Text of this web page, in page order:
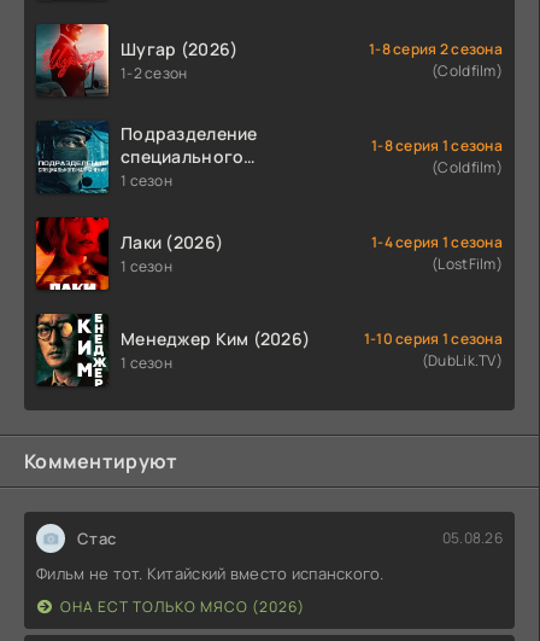
Шугар (2026)
1-2 сезон
1-8 серия 2 сезона
(Coldfilm)
Подразделение
специального
назначения (2026)
1 сезон
1-8 серия 1 сезона
(Coldfilm)
Лаки (2026)
1 сезон
1-4 серия 1 сезона
(LostFilm)
Менеджер Ким (2026)
1 сезон
1-10 серия 1 сезона
(DubLik.TV)
Комментируют
Стас 05.08.26
Фильм не тот. Китайский вместо испанского.
ОНА ЕСТ ТОЛЬКО МЯСО (2026)